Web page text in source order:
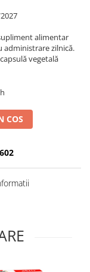
alimentar
administrare zilnică.
vegetală
COS